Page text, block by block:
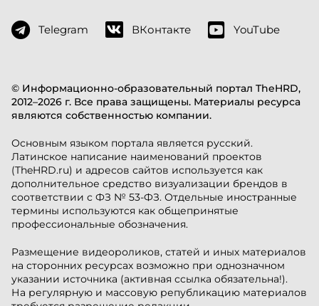
© Информационно-образовательный портал TheHRD,
2012–2026 г. Все права защищены. Материалы ресурса
являются собственностью компании.
Основным языком портала является русский.
Латинское написание наименований проектов
(TheHRD.ru) и адресов сайтов используется как
дополнительное средство визуализации брендов в
соответствии с ФЗ № 53-ФЗ. Отдельные иностранные
термины используются как общепринятые
профессиональные обозначения.
Размещение видеороликов, статей и иных материалов
на сторонних ресурсах возможно при однозначном
указании источника (активная ссылка обязательна!).
На регулярную и массовую републикацию материалов
Telegram ВКонтакте YouTube